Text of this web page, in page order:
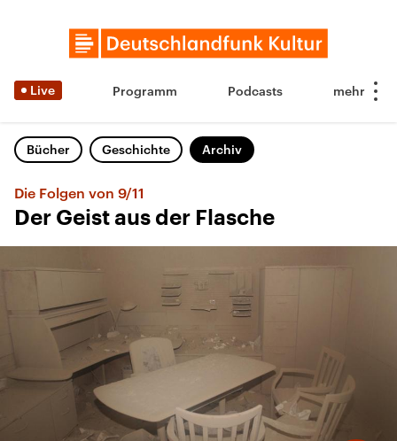
Live Programm Podcasts
Bücher Geschichte Archiv
Die Folgen von 9/11
Der Geist aus der Flasche